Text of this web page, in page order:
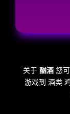
关于 酗酒您可
游戏到 酒类